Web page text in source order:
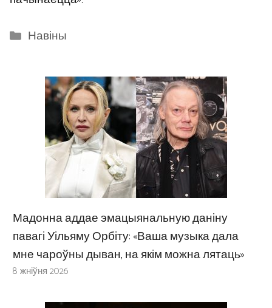
Categories
Навіны
Мадонна аддае эмацыянальную даніну
павагі Уільяму Орбіту: «Ваша музыка дала
мне чароўны дыван, на якім можна лятаць»
8 жніўня 2026